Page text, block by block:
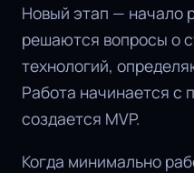
Новый этап — начало
решаются вопросы о
технологий,
Работа начинается с
создается MVP.
Когда минимально